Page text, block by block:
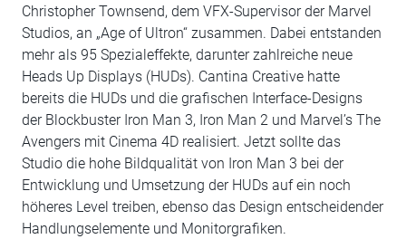
Christopher Townsend, dem VFX-Supervisor der Marvel
Studios, an „Age of Ultron“ zusammen. Dabei entstanden
mehr als 95 Spezialeffekte, darunter zahlreiche neue
Heads Up Displays (HUDs). Cantina Creative hatte
bereits die HUDs und die grafischen Interface-Designs
der Blockbuster Iron Man 3, Iron Man 2 und Marvel’s The
Avengers mit Cinema 4D realisiert. Jetzt sollte das
Studio die hohe Bildqualität von Iron Man 3 bei der
Entwicklung und Umsetzung der HUDs auf ein noch
höheres Level treiben, ebenso das Design entscheidender
Handlungselemente und Monitorgrafiken.